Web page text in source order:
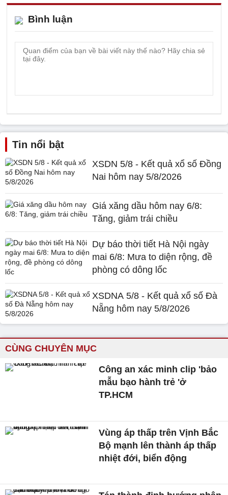
Bình luận
Tin nổi bật
XSDN 5/8 - Kết quả xổ số Đồng
Nai hôm nay 5/8/2026
Giá xăng dầu hôm nay 6/8:
Tăng, giảm trái chiều
Dự báo thời tiết Hà Nội ngày
mai 6/8: Mưa to diện rộng, đề
phòng có dông lốc
XSDNA 5/8 - Kết quả xổ số Đà
Nẵng hôm nay 5/8/2026
CÙNG CHUYÊN MỤC
Công an xác minh clip 'bảo
mẫu bạo hành trẻ 'ở
TP.HCM
Vùng áp thấp trên Vịnh Bắc
Bộ mạnh lên thành áp thấp
nhiệt đới, biển động